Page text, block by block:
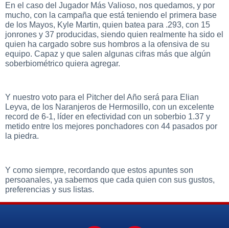
En el caso del Jugador Más Valioso, nos quedamos, y por
mucho, con la campaña que está teniendo el primera base
de los Mayos, Kyle Martin, quien batea para .293, con 15
jonrones y 37 producidas, siendo quien realmente ha sido el
quien ha cargado sobre sus hombros a la ofensiva de su
equipo. Capaz y que salen algunas cifras más que algún
soberbiométrico quiera agregar.
Y nuestro voto para el Pitcher del Año será para Elian
Leyva, de los Naranjeros de Hermosillo, con un excelente
record de 6-1, líder en efectividad con un soberbio 1.37 y
metido entre los mejores ponchadores con 44 pasados por
la piedra.
Y como siempre, recordando que estos apuntes son
persoanales, ya sabemos que cada quien con sus gustos,
preferencias y sus listas.